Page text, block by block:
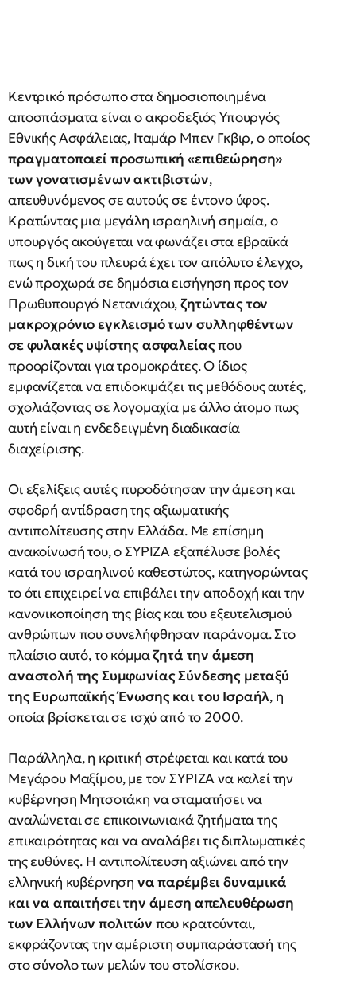
Κεντρικό πρόσωπο στα δημοσιοποιημένα
αποσπάσματα είναι ο ακροδεξιός Υπουργός
Εθνικής Ασφάλειας, Ιταμάρ Μπεν Γκβιρ, ο οποίος
πραγματοποιεί προσωπική «επιθεώρηση»
των γονατισμένων ακτιβιστών,
απευθυνόμενος σε αυτούς σε έντονο ύφος.
Κρατώντας μια μεγάλη ισραηλινή σημαία, ο
υπουργός ακούγεται να φωνάζει στα εβραϊκά
πως η δική του πλευρά έχει τον απόλυτο έλεγχο,
ενώ προχωρά σε δημόσια εισήγηση προς τον
Πρωθυπουργό Νετανιάχου,ζητώντας τον
μακροχρόνιο εγκλεισμό των συλληφθέντων
σε φυλακές υψίστης ασφαλείαςπου
προορίζονται για τρομοκράτες. Ο ίδιος
εμφανίζεται να επιδοκιμάζει τις μεθόδους αυτές,
σχολιάζοντας σε λογομαχία με άλλο άτομο πως
αυτή είναι η ενδεδειγμένη διαδικασία
διαχείρισης.
Οι εξελίξεις αυτές πυροδότησαν την άμεση και
σφοδρή αντίδραση της αξιωματικής
αντιπολίτευσης στην Ελλάδα. Με επίσημη
ανακοίνωσή του, ο ΣΥΡΙΖΑ εξαπέλυσε βολές
κατά του ισραηλινού καθεστώτος, κατηγορώντας
το ότι επιχειρεί να επιβάλει την αποδοχή και την
κανονικοποίηση της βίας και του εξευτελισμού
ανθρώπων που συνελήφθησαν παράνομα. Στο
πλαίσιο αυτό, το κόμμαζητά την άμεση
αναστολή της Συμφωνίας Σύνδεσης μεταξύ
της Ευρωπαϊκής Ένωσης και του Ισραήλ, η
οποία βρίσκεται σε ισχύ από το 2000.
Παράλληλα, η κριτική στρέφεται και κατά του
Μεγάρου Μαξίμου, με τον ΣΥΡΙΖΑ να καλεί την
κυβέρνηση Μητσοτάκη να σταματήσει να
αναλώνεται σε επικοινωνιακά ζητήματα της
επικαιρότητας και να αναλάβει τις διπλωματικές
της ευθύνες. Η αντιπολίτευση αξιώνει από την
ελληνική κυβέρνηση να παρέμβει δυναμικά
και να απαιτήσει την άμεση απελευθέρωση
των Ελλήνων πολιτών που κρατούνται,
εκφράζοντας την αμέριστη συμπαράστασή της
στο σύνολο των μελών του στολίσκου.